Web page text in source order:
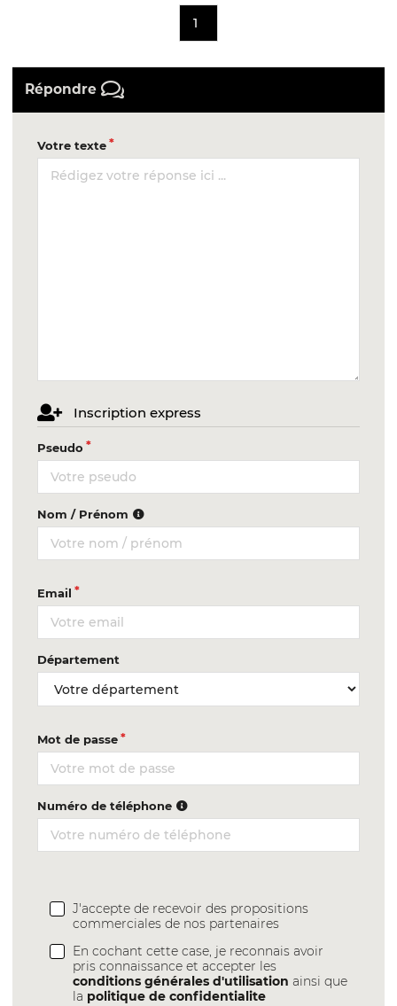
1
Répondre
Votre texte
Inscription express
Pseudo
Nom / Prénom
Email
Département
Mot de passe
Numéro de téléphone
J'accepte de recevoir des propositions
commerciales de nos partenaires
En cochant cette case, je reconnais avoir
pris connaissance et accepter les
conditions générales d'utilisation ainsi que
la politique de confidentialite